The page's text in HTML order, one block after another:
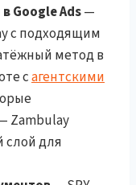
Google Ads—
с подходящим
метод в
сагентскими
Zambulay
слой для